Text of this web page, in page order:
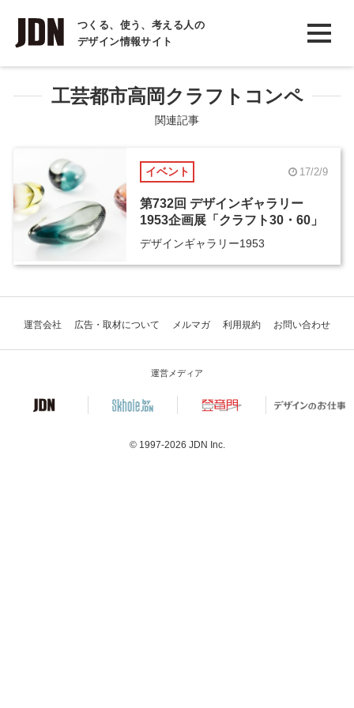
つくる、使う、考える人の
デザイン情報サイト
INTERVIEW
インタビュー
REPORT
コラム
工芸都市高岡クラフトコンペ
関連記事
イベント 17/2/9
第732回 デザインギャラリー
1953企画展「クラフト30・60」
デザインギャラリー1953
運営会社 広告・取材について メルマガ 利用規約 お問い合わせ
運営メディア
© 1997-2026 JDN Inc.